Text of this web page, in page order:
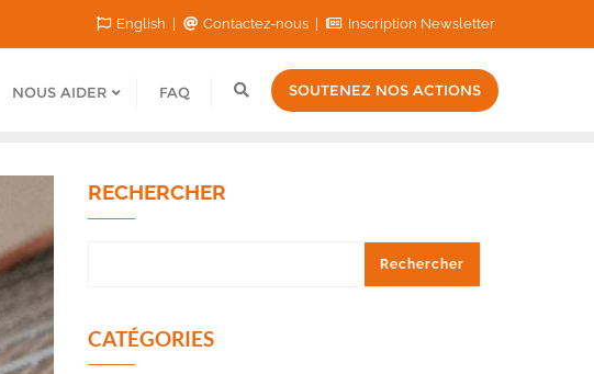
English Contactez-nous Inscription Newsletter
NOUS AIDER FAQ SOUTENEZ NOS ACTIONS
RECHERCHER
Rechercher
CATÉGORIES